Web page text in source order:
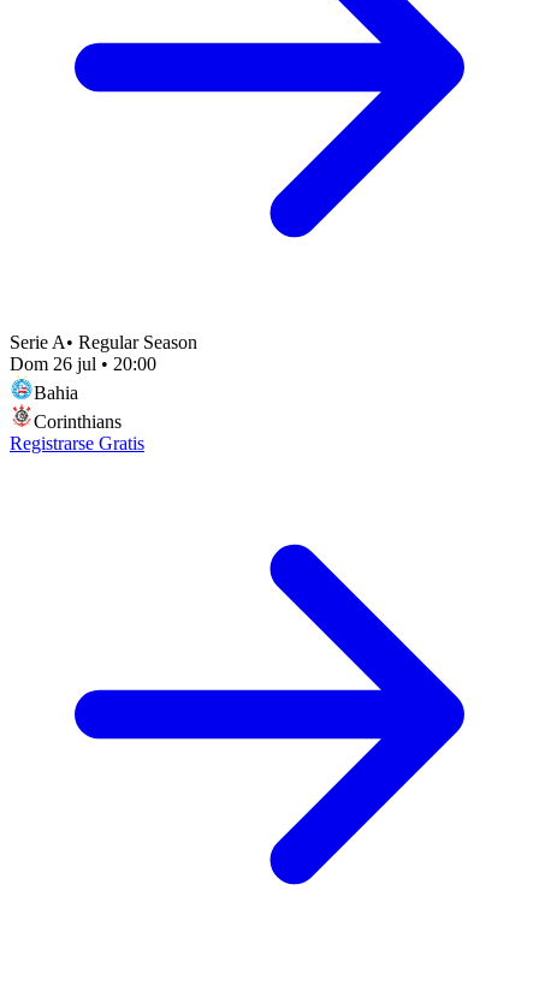
Serie A• Regular Season
Dom 26 jul • 20:00
Bahia
Corinthians
Registrarse Gratis